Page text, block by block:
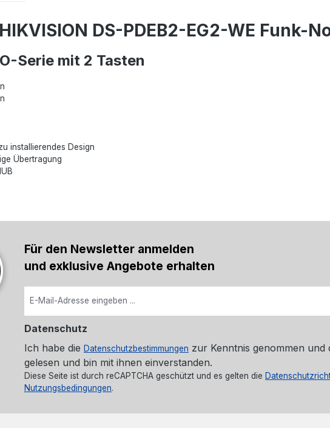
DS-PDEB2-EG2-WE Funk-
Serie mit 2 Tasten
installierendes Design
Übertragung
Für den Newsletter anmelden
und exklusive Angebote erhalten
Datenschutz
Ich habe die Datenschutzbestimmungen zur Kenntnis genommen und
gelesen und bin mit ihnen einverstanden.
Diese Seite ist durch reCAPTCHA geschützt und es gelten die
Nutzungsbedingungen.